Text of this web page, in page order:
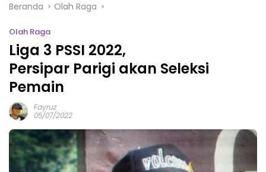
Beranda Olah Raga
Olah Raga
Liga 3 PSSI 2022,
Persipar Parigi akan Seleksi
Pemain
Fayruz
05/07/2022